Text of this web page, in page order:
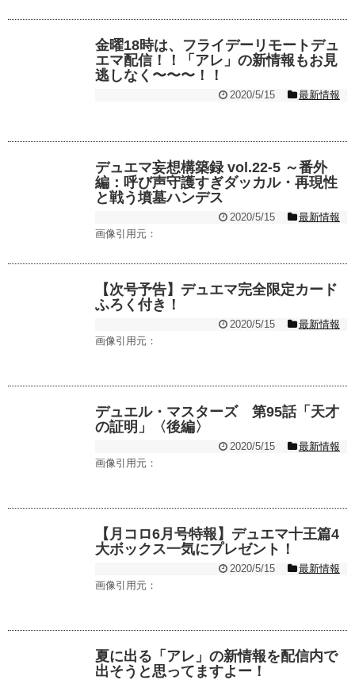
金曜18時は、フライデーリモートデュ
エマ配信！！「アレ」の新情報もお見
逃しなく〜〜〜！！
2020/5/15 最新情報
デュエマ妄想構築録 vol.22-5 ～番外
編：呼び声守護すぎダッカル・再現性
と戦う墳墓ハンデス
2020/5/15
最新情報
画像引用元：
【次号予告】デュエマ完全限定カード
ふろく付き！
2020/5/15
最新情報
画像引用元：
デュエル・マスターズ 第95話「天才
の証明」〈後編〉
2020/5/15
最新情報
画像引用元：
【月コロ6月号特報】デュエマ十王篇4
大ボックス一気にプレゼント！
2020/5/15
最新情報
画像引用元：
夏に出る「アレ」の新情報を配信内で
出そうと思ってますよー！